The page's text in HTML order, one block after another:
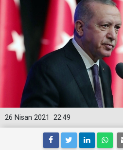
22:49
26 Nisan 2021